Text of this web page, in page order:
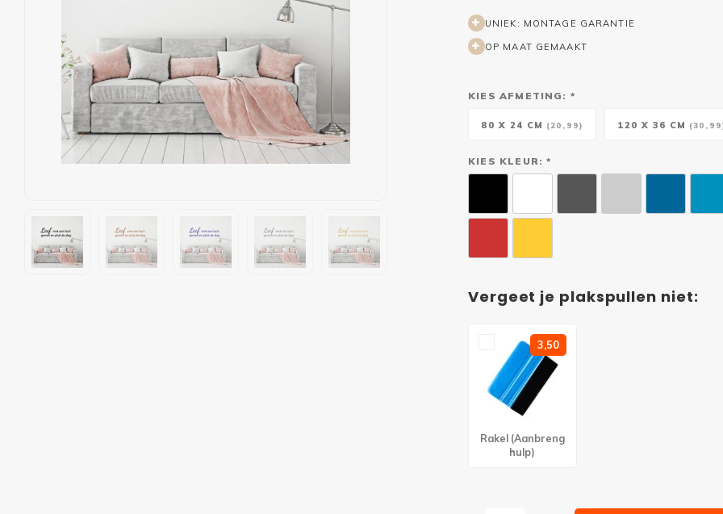
UNIEK: MONTAGE GARANTIE
OP MAAT GEMAAKT
KIES AFMETING: *
80 X 24 CM (20,99) 120 X 36 CM
KIES KLEUR: *
Vergeet je plakspullen niet:
3,50
Rakel (Aanbreng
hulp)